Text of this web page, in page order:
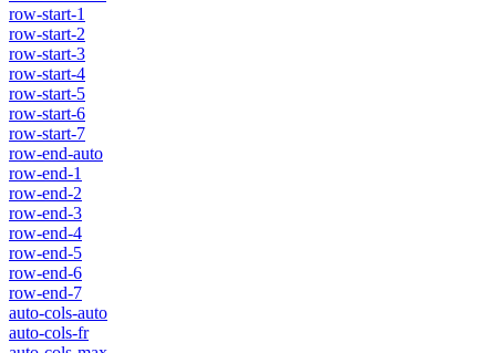
row-start-1
row-start-2
row-start-3
row-start-4
row-start-5
row-start-6
row-start-7
row-end-auto
row-end-1
row-end-2
row-end-3
row-end-4
row-end-5
row-end-6
row-end-7
auto-cols-auto
auto-cols-fr